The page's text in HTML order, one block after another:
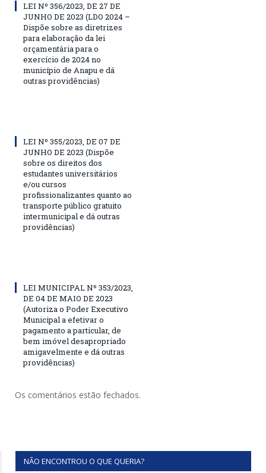
LEI Nº 356/2023, DE 27 DE
JUNHO DE 2023 (LDO 2024 –
Dispõe sobre as diretrizes
para elaboração da lei
orçamentária para o
exercício de 2024 no
município de Anapu e dá
outras providências)
LEI Nº 355/2023, DE 07 DE
JUNHO DE 2023 (Dispõe
sobre os direitos dos
estudantes universitários
e/ou cursos
profissionalizantes quanto ao
transporte público gratuito
intermunicipal e dá outras
providências)
LEI MUNICIPAL Nº 353/2023,
DE 04 DE MAIO DE 2023
(Autoriza o Poder Executivo
Municipal a efetivar o
pagamento a particular, de
bem imóvel desapropriado
amigavelmente e dá outras
providências)
Os comentários estão fechados.
NÃO ENCONTROU O QUE QUERIA?